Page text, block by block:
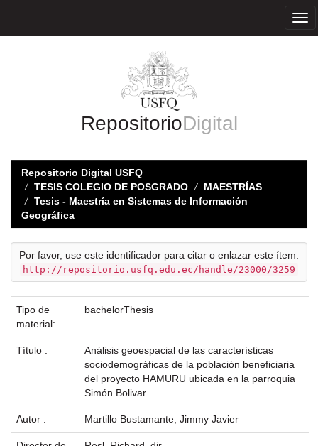
RepositorioDigital
Repositorio Digital USFQ
TESIS COLEGIO DE POSGRADO
MAESTRÍAS
Tesis - Maestría en Sistemas de Información
Geográfica
Por favor, use este identificador para citar o enlazar este ítem:
http://repositorio.usfq.edu.ec/handle/23000/3259
Tipo de
material:
bachelorThesis
Título :
Análisis geoespacial de las características
sociodemográficas de la población beneficiaria
del proyecto HAMURU ubicada en la parroquia
Simón Bolivar.
Autor : Martillo Bustamante, Jimmy Javier